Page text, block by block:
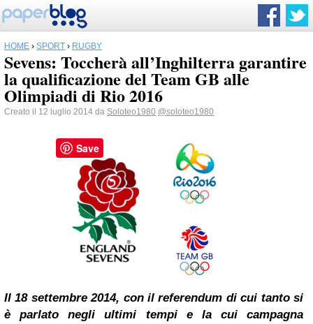
HOME › SPORT › RUGBY
Sevens: Toccherà all’Inghilterra garantire
la qualificazione del Team GB alle
Olimpiadi di Rio 2016
Creato il 12 luglio 2014 da Soloteo1980 @soloteo1980
Il 18 settembre 2014, con il referendum di cui tanto si
è parlato negli ultimi tempi e la cui campagna
Save